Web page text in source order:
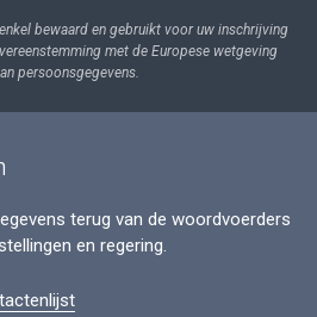
bewaard en gebruikt voor uw inschrijving
met de Europese wetgeving
persoonsgegevens.
terug van de woordvoerders
en regering.